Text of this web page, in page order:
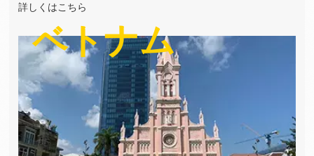
詳しくはこちら
ベトナム